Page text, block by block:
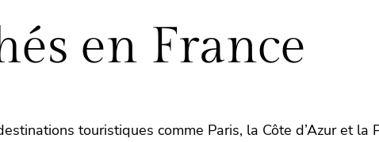
en France
touristiques comme Paris, la Côte d’Azur et la